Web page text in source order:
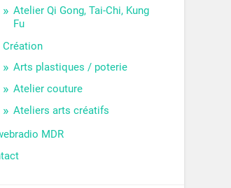
Atelier Qi Gong, Tai-Chi, Kung
Fu
Création
Arts plastiques / poterie
Atelier couture
Ateliers arts créatifs
MDR